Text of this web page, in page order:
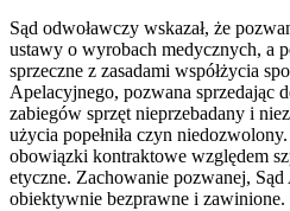
Sąd odwoławczy wskazał, że
ustawy o wyrobach medycznych, a
sprzeczne z zasadami współżycia
Apelacyjnego, pozwana sprzedając
zabiegów sprzęt nieprzebadany i
użycia popełniła czyn
obowiązki kontraktowe względem
etyczne. Zachowanie pozwanej, Sąd
obiektywnie bezprawne i zawinione.